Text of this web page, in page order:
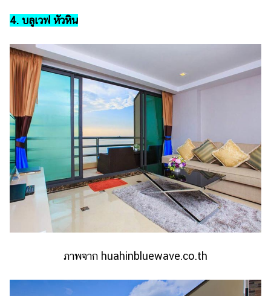
4. บลูเวฟ หัวหิน
ภาพจาก huahinbluewave.co.th